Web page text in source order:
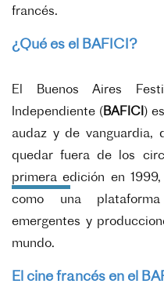
francés.
¿Qué es el BAFICI?
El Buenos Aires
Independiente ( BAFICI )
audaz y de vanguardia,
quedar fuera de los
primera edición en
como una
emergentes y
mundo.
El cine francés en el